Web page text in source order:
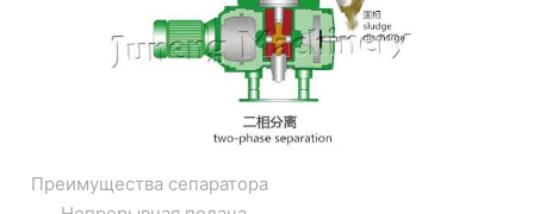
Преимущества сепаратора